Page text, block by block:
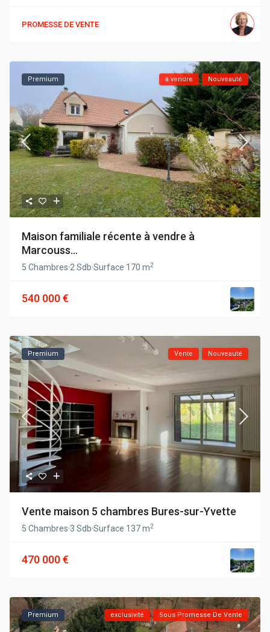
PROMESSE DE VENTE
Premium à vendre Nouveauté
Maison familiale récente à vendre à
Marcouss...
5 Chambres·2 Sdb·Surface 170 m2
540 000 €
Premium Vente Nouveauté
Vente maison 5 chambres Bures-sur-Yvette
5 Chambres·3 Sdb·Surface 137 m2
470 000 €
Premium exclusivité Sous Promesse De Vente